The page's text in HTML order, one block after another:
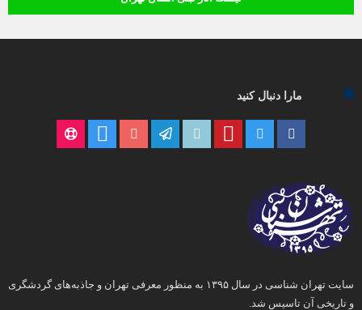
مارا دنبال کنید
سایت تهران شناسی در سال ۱۳۹۵ به منظور معرفی تهران و جاذبه‌های گردشگری
و تاریخی آن تاسیس شد.